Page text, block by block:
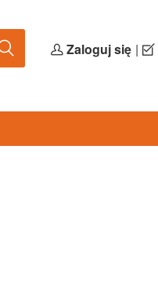
Zaloguj się |